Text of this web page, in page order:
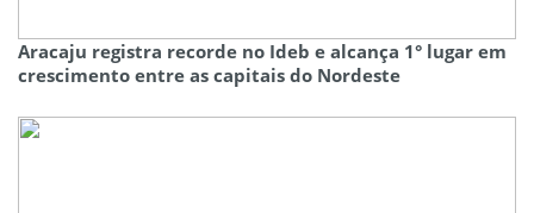
Aracaju registra recorde no Ideb e alcança 1° lugar em
crescimento entre as capitais do Nordeste